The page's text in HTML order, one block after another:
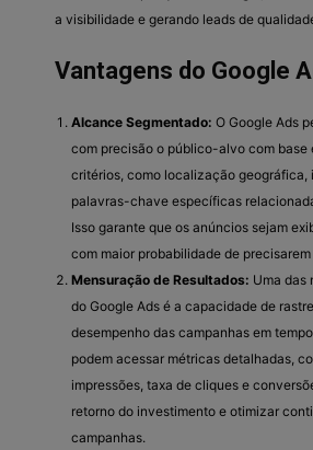
a visibilidade e gerando leads de
Vantagens do Google
Alcance Segmentado: O Google Ads
com precisão o público-alvo com base
critérios, como localização geográfica,
palavras-chave específicas
Isso garante que os anúncios sejam
com maior probabilidade de
Mensuração de Resultados: Uma das
do Google Ads é a capacidade de
desempenho das campanhas em
podem acessar métricas detalhadas,
impressões, taxa de cliques e
retorno do investimento e otimizar
campanhas.